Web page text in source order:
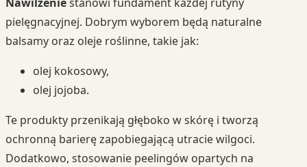
pielęgnacyjnej. Dobrym wyborem będą naturalne
balsamy oraz oleje roślinne, takie jak:
olej kokosowy,
olej jojoba.
Te produkty przenikają głęboko w skórę i tworzą
ochronną barierę zapobiegającą utracie wilgoci.
Dodatkowo, stosowanie peelingów opartych na